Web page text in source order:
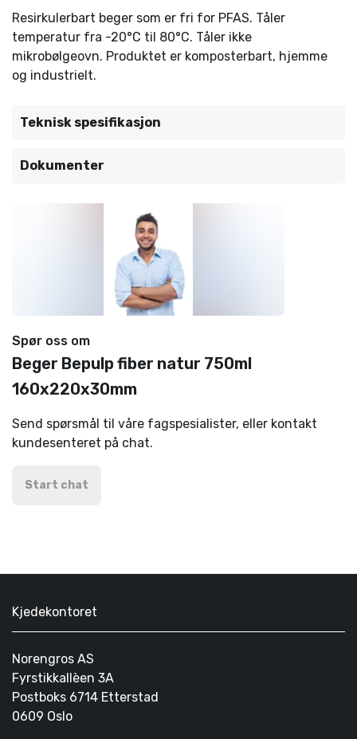
Resirkulerbart beger som er fri for PFAS. Tåler
temperatur fra -20°C til 80°C. Tåler ikke
mikrobølgeovn. Produktet er komposterbart, hjemme
og industrielt.
Teknisk spesifikasjon
Dokumenter
Spør oss om
Beger Bepulp fiber natur 750ml
160x220x30mm
Send spørsmål til våre fagspesialister, eller kontakt
kundesenteret på chat.
Start chat
Kjedekontoret
Norengros AS
Fyrstikkallèen 3A
Postboks 6714 Etterstad
0609 Oslo